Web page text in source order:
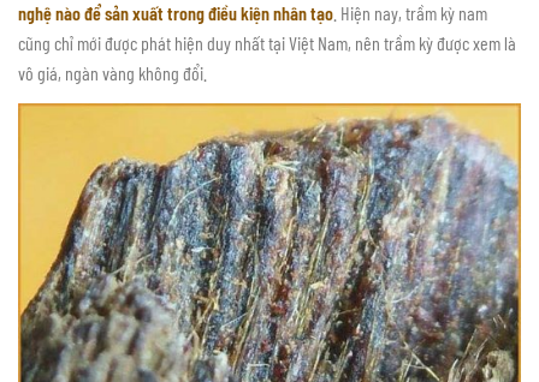
nghệ nào để sản xuất trong điều kiện nhân tạo . Hiện nay, trầm kỳ nam
cũng chỉ mới được phát hiện duy nhất tại Việt Nam, nên trầm kỳ được xem là
vô giá, ngàn vàng không đổi.